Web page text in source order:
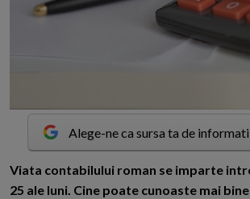
Alege-ne ca sursa ta de
Viata contabilului roman se imparte
25 ale luni. Cine poate cunoaste mai